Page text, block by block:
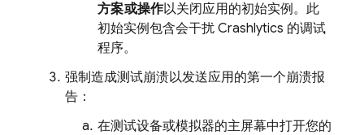
方案或操作以关闭应用的初始实例。此
初始实例包含会干扰 Crashlytics 的调试
程序。
强制造成测试崩溃以发送应用的第一个崩溃报
告：
在测试设备或模拟器的主屏幕中打开您的